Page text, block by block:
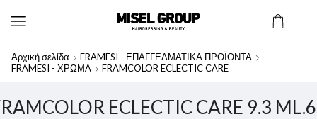
Αρχική σελίδα
FRAMESI - ΕΠΑΓΓΕΛΜΑΤΙΚΑ ΠΡΟΪΟΝΤΑ
FRAMESI - ΧΡΩΜΑ
FRAMCOLOR ECLECTIC CARE
ECLECTIC CARE 9.3